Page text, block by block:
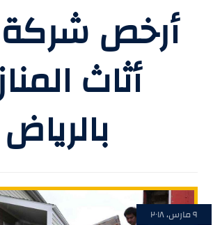
أرخص
أثاث
بالرياض
٩ مارس، ٢٠١٨